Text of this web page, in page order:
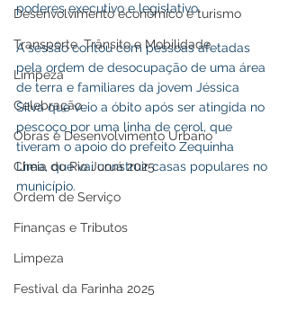
Desenvolvimento econômico e turismo
Transporte, Trânsito e Mobilidade
Limpeza
Celebração
Obras e Desenvolvimento Urbano
Cheia do Rio Juruá 2025
Ordem de Serviço
Finanças e Tributos
Limpeza
Festival da Farinha 2025
poderes executivo e legislativo.
A sessão contou com pessoas afetadas
pela ordem de desocupação de uma área
de terra e familiares da jovem Jéssica
Silva que veio a óbito após ser atingida no
pescoço por uma linha de cerol, que
tiveram o apoio do prefeito Zequinha
Lima, que vai construir casas populares no
município.